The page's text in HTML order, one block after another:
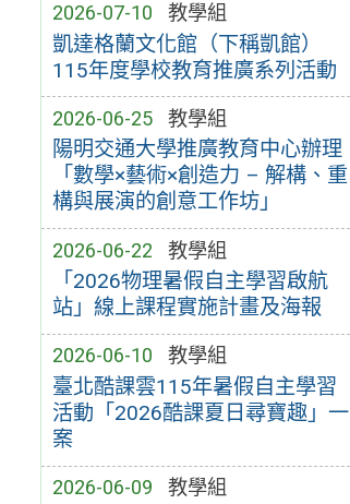
2026-07-10 教學組
凱達格蘭文化館（下稱凱館）
115年度學校教育推廣系列活動
2026-06-25 教學組
陽明交通大學推廣教育中心辦理
「數學×藝術×創造力 – 解構、重
構與展演的創意工作坊」
2026-06-22 教學組
「2026物理暑假自主學習啟航
站」線上課程實施計畫及海報
2026-06-10 教學組
臺北酷課雲115年暑假自主學習
活動「2026酷課夏日尋寶趣」一
案
2026-06-09 教學組